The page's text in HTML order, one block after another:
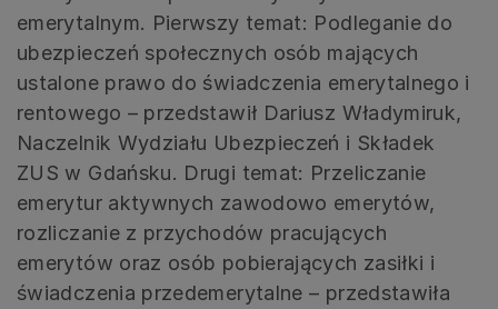
emerytalnym. Pierwszy temat: Podleganie do
ubezpieczeń społecznych osób mających
ustalone prawo do świadczenia emerytalnego i
rentowego – przedstawił Dariusz Władymiruk,
Naczelnik Wydziału Ubezpieczeń i Składek
ZUS w Gdańsku. Drugi temat: Przeliczanie
emerytur aktywnych zawodowo emerytów,
rozliczanie z przychodów pracujących
emerytów oraz osób pobierających zasiłki i
świadczenia przedemerytalne – przedstawiła